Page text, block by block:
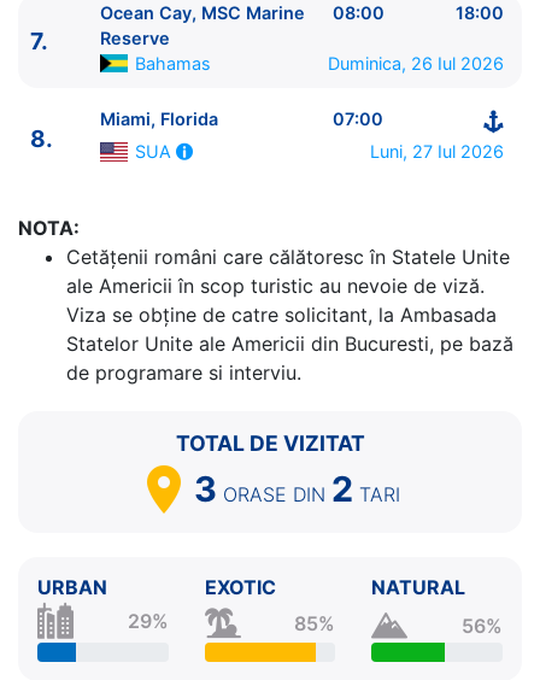
Ocean Cay, MSC Marine Reserve Bahamas
00:01
- 18:00
Miami, Florida SUA
07:00 - 16:00
7.
Ocean Cay, MSC Marine Reserve Bahamas
08:00
7.
Ocean Cay, MSC Marine
Reserve
08:00 18:00
Bahamas Duminica, 26 Iul 2026
8.
Miami, Florida
07:00
SUA
Luni, 27 Iul 2026
NOTA:
Cetăţenii români care călătoresc în Statele Unite
ale Americii în scop turistic au nevoie de viză.
Viza se obține de catre solicitant, la Ambasada
Statelor Unite ale Americii din Bucuresti, pe bază
de programare si interviu.
TOTAL DE VIZITAT
3 ORASE DIN 2 TARI
URBAN
29%
EXOTIC
85%
NATURAL
56%